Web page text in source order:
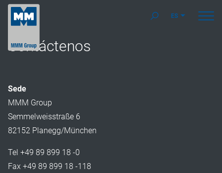
ES
Contáctenos
Sede
MMM Group
Semmelweisstraße 6
82152 Planegg/München
Tel +49 89 899 18 -0
Fax +49 89 899 18 -118